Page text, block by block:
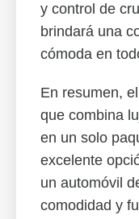
y control de
brindará una
cómoda en
En resumen,
que combina
en un solo
excelente
un automóvil
comodidad y